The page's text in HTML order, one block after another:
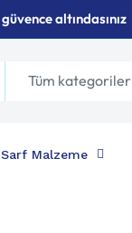
altındasınız
Tüm kategoriler
Sarf Malzeme